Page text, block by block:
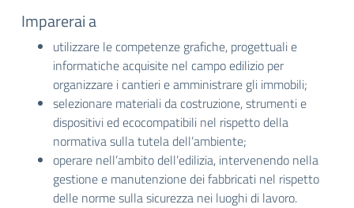
Imparerai a
utilizzare le competenze grafiche, progettuali e
informatiche acquisite nel campo edilizio per
organizzare i cantieri e amministrare gli immobili;
selezionare materiali da costruzione, strumenti e
dispositivi ed ecocompatibili nel rispetto della
normativa sulla tutela dell’ambiente;
operare nell’ambito dell’edilizia, intervenendo nella
gestione e manutenzione dei fabbricati nel rispetto
delle norme sulla sicurezza nei luoghi di lavoro.